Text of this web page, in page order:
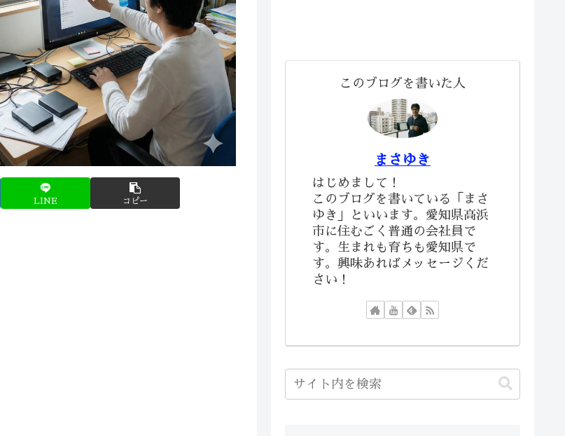
LINE コピー
このブログを書いた人
まさゆき
はじめまして！
このブログを書いている「まさ
ゆき」といいます。愛知県高浜
市に住むごく普通の会社員で
す。生まれも育ちも愛知県で
す。興味あればメッセージくだ
さい！